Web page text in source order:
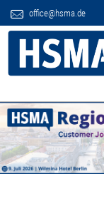
office@hsma.de